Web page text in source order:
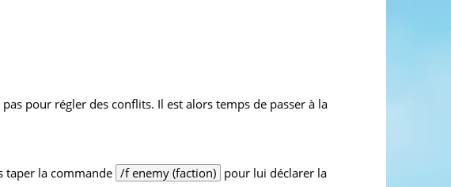
pour régler des conflits. Il est alors temps de passer à la
taper la commande /f enemy (faction) pour lui déclarer la